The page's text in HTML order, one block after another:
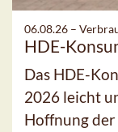
06.08.26 –
HDE-
Das HDE-
2026 leicht
Hoffnung